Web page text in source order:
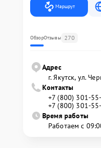
Маршрут
ОбзорОтзывы 270
Адрес
г. Якутск, ул.
Контакты
+7 (800) 301-
+7 (800) 301-
Время работы
Работаем с